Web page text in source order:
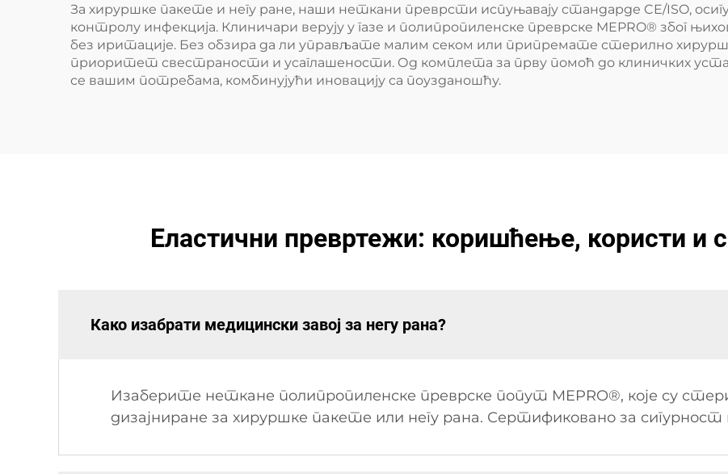
За хируршке пакете и негу ране, наши неткани преврсти испуњавају стандарде CE/ISO,
контролу инфекција. Клиничари верују у газе и полипропиленске преврске MEPRO® због
без иритације. Без обзира да ли управљате малим секом или припремате стерилно
приоритет свестраности и усаглашености. Од комплета за прву помоћ до клиничких
се вашим потребама, комбинујући иновацију са поузданошћу.
Еластични превртежи: коришћење, користи и
Како изабрати медицински завој за негу рана?
Изаберите неткане полипропиленске преврске попут MEPRO®, које су
дизајниране за хируршке пакете или негу рана. Сертификовано за